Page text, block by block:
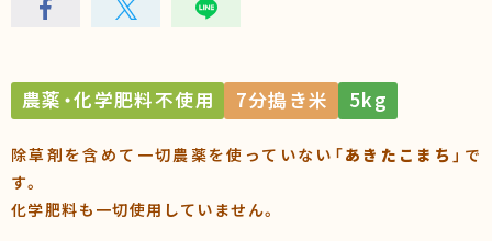
農薬・化学肥料不使用 7分搗き米 5kg
除草剤を含めて一切農薬を使っていない「あきたこまち 」で
す。
化学肥料も一切使用していません。